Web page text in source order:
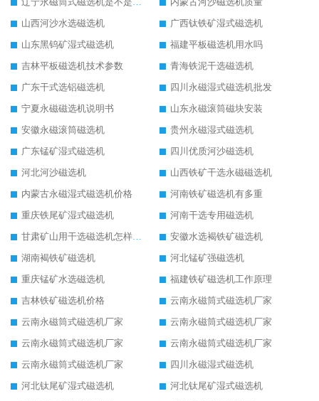
山西河沙水选磁选机
广西钛铁矿湿式磁选机
山东黑钨矿湿式磁选机
福建平板磁选机用水吗
吉林平板磁选机技术参数
青海铁泥干选磁选机
广东干式选铝磁选机
四川永磁湿式磁选机批发
宁夏永磁磁选机说明书
山东永磁滚筒磁块安装
安徽永磁滚筒磁选机
贵州永磁湿式磁选机
广东锰矿湿式磁选机
四川优质河沙磁选机
河北河沙磁选机
山西铁矿干选永磁磁选机
内蒙古永磁湿式磁选机价格
河南铁矿磁选机有多重
重庆铁尾矿湿式磁选机
河南干选专用磁选机
甘肃矿山用干选磁选机怎样调磁
安徽水选褐铁矿磁选机
湖南褐铁矿磁选机
河北锰矿强磁选机
重庆锰矿水选磁选机
福建铁矿磁选机工作原理
吉林铁矿磁选机价格
云南永磁筒式磁选机厂家
云南永磁筒式磁选机厂家
云南永磁筒式磁选机厂家
云南永磁筒式磁选机厂家
云南永磁筒式磁选机厂家
云南永磁筒式磁选机厂家
四川永磁湿式磁选机
河北钛尾矿湿式磁选机
河北钛尾矿湿式磁选机